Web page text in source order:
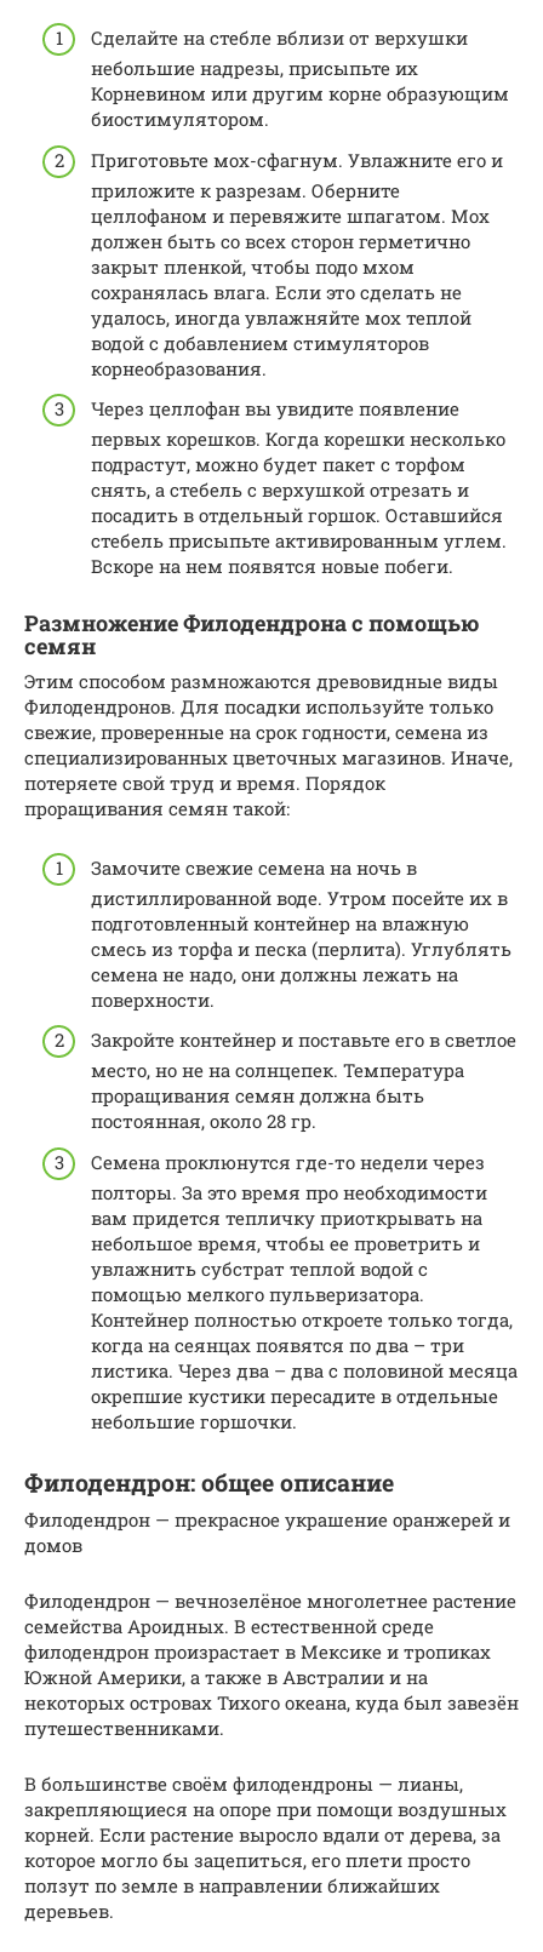
Сделайте на стебле вблизи от верхушки
небольшие надрезы, присыпьте их
Корневином или другим корне образующим
биостимулятором.
Приготовьте мох-сфагнум. Увлажните его и
приложите к разрезам. Оберните
целлофаном и перевяжите шпагатом. Мох
должен быть со всех сторон герметично
закрыт пленкой, чтобы подо мхом
сохранялась влага. Если это сделать не
удалось, иногда увлажняйте мох теплой
водой с добавлением стимуляторов
корнеобразования.
Через целлофан вы увидите появление
первых корешков. Когда корешки несколько
подрастут, можно будет пакет с торфом
снять, а стебель с верхушкой отрезать и
посадить в отдельный горшок. Оставшийся
стебель присыпьте активированным углем.
Вскоре на нем появятся новые побеги.
Размножение Филодендрона с помощью
семян
Этим способом размножаются древовидные виды
Филодендронов. Для посадки используйте только
свежие, проверенные на срок годности, семена из
специализированных цветочных магазинов. Иначе,
потеряете свой труд и время. Порядок
проращивания семян такой:
Замочите свежие семена на ночь в
дистиллированной воде. Утром посейте их в
подготовленный контейнер на влажную
смесь из торфа и песка (перлита). Углублять
семена не надо, они должны лежать на
поверхности.
Закройте контейнер и поставьте его в светлое
место, но не на солнцепек. Температура
проращивания семян должна быть
постоянная, около 28 гр.
Семена проклюнутся где-то недели через
полторы. За это время про необходимости
вам придется тепличку приоткрывать на
небольшое время, чтобы ее проветрить и
увлажнить субстрат теплой водой с
помощью мелкого пульверизатора.
Контейнер полностью откроете только тогда,
когда на сеянцах появятся по два – три
листика. Через два – два с половиной месяца
окрепшие кустики пересадите в отдельные
небольшие горшочки.
Филодендрон: общее описание
Филодендрон — прекрасное украшение оранжерей и
домов
Филодендрон — вечнозелёное многолетнее растение
семейства Ароидных. В естественной среде
филодендрон произрастает в Мексике и тропиках
Южной Америки, а также в Австралии и на
некоторых островах Тихого океана, куда был завезён
путешественниками.
В большинстве своём филодендроны — лианы,
закрепляющиеся на опоре при помощи воздушных
корней. Если растение выросло вдали от дерева, за
которое могло бы зацепиться, его плети просто
ползут по земле в направлении ближайших
деревьев.